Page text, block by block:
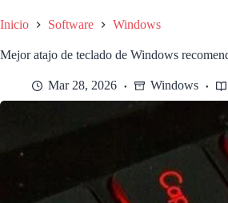
Inicio Software Windows
Mejor atajo de teclado de Windows
Mar 28, 2026 Windows